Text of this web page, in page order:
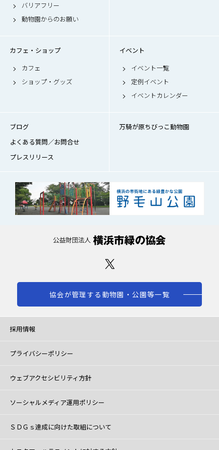
バリアフリー
動物園からのお願い
カフェ・ショップ
カフェ
ショップ・グッズ
イベント
イベント一覧
定例イベント
イベントカレンダー
ブログ
よくある質問／お問合せ
プレスリリース
万騎が原ちびっこ動物園
協会が管理する動物園・公園等一覧
採用情報
プライバシーポリシー
ウェブアクセシビリティ方針
ソーシャルメディア運用ポリシー
ＳＤＧｓ達成に向けた取組について